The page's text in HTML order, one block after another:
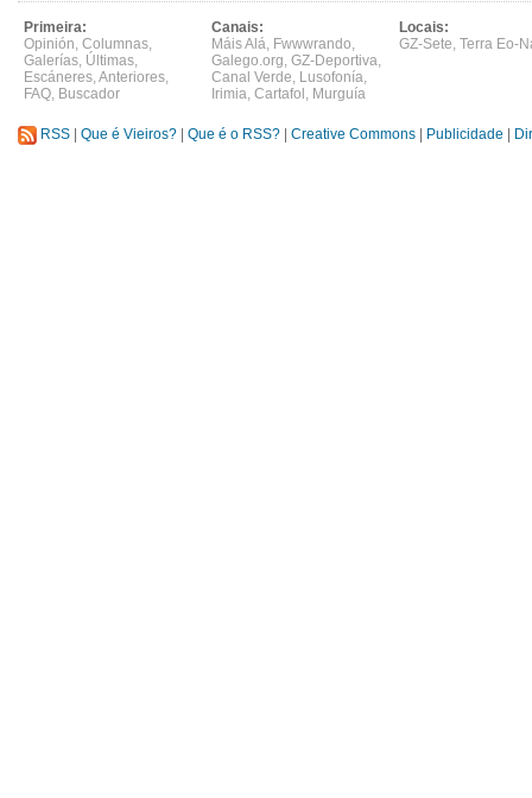
Primeira:
Opinión, Columnas,
Galerías, Últimas,
Escáneres,Anteriores,
FAQ, Buscador
Canais:
Máis Alá, Fwwwrando,
Galego.org, GZ-Deportiva,
Canal Verde, Lusofonía,
Irimia, Cartafol , Murguía
Locais:
GZ-Sete, Terra Eo-
RSS Que é Vieiros? Que é o RSS? Creative Commons Publicidade